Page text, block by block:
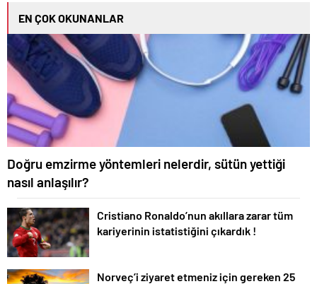
EN ÇOK OKUNANLAR
Doğru emzirme yöntemleri nelerdir, sütün yettiği
nasıl anlaşılır?
Cristiano Ronaldo’nun akıllara zarar tüm
kariyerinin istatistiğini çıkardık !
Norveç’i ziyaret etmeniz için gereken 25